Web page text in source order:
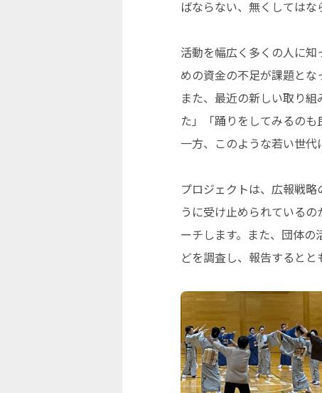
ばならない、無くしてはな
活動を幅広く多くの人に
めの資金の不足が課題とな
また、最近の新しい取り
た」「踊りをしてみるの
一方、このような若い世代
プロジェクトは、広報戦
うに受け止められている
ーチします。また、団体
どを調査し、報告すると